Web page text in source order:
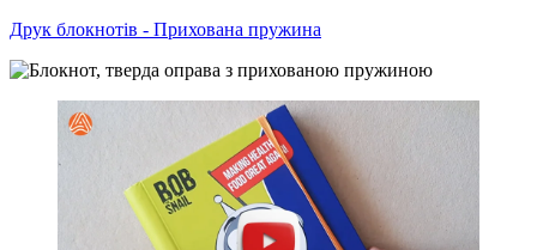
Друк блокнотів - Прихована пружина